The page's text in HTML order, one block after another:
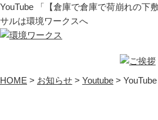
YouTube 「【倉庫で倉庫で荷崩れの下
サルは環境ワークスへ
HOME > お知らせ > Youtube >